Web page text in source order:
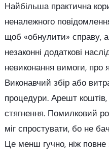
Найбільша практична
неналежного
щоб «обнулити» справу,
незаконні додаткові
невиконання вимоги, про
Виконавчий збір або
процедури. Арешт
стягнення. Помилковий
міг спростувати, бо не
Це менш гучно, ніж повне